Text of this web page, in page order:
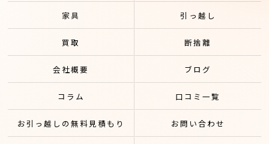
家具 引っ越し
買取 断捨離
会社概要 ブログ
コラム 口コミ一覧
お引っ越しの無料見積もり お問い合わせ